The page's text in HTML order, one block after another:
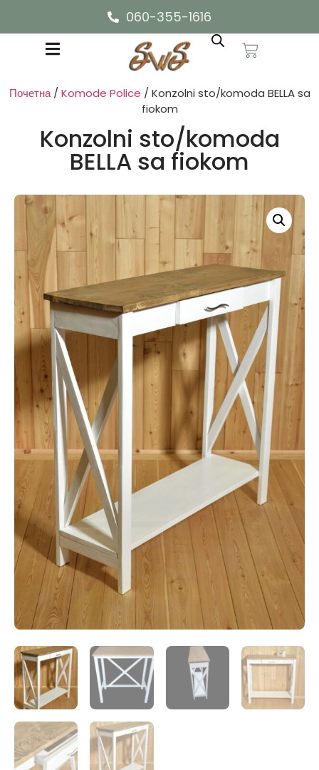
060-355-1616
Почетна/Komode Police / Konzolni sto/komoda BELLA sa
fiokom
Konzolni sto/komoda
BELLA sa fiokom